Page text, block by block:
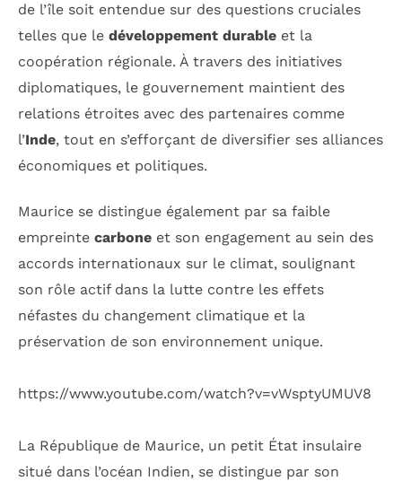
de l’île soit entendue sur des questions cruciales
telles que le développement durable et la
coopération régionale. À travers des initiatives
diplomatiques, le gouvernement maintient des
relations étroites avec des partenaires comme
l’Inde, tout en s’efforçant de diversifier ses alliances
économiques et politiques.
Maurice se distingue également par sa faible
empreinte carbone et son engagement au sein des
accords internationaux sur le climat, soulignant
son rôle actif dans la lutte contre les effets
néfastes du changement climatique et la
préservation de son environnement unique.
https://www.youtube.com/watch?v=vWsptyUMUV8
La République de Maurice, un petit État insulaire
situé dans l’océan Indien, se distingue par son